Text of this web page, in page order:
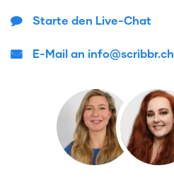
Starte den Live-Chat
E-Mail an info@scribbr.ch